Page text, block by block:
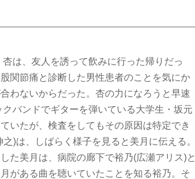
は、友人を誘って飲みに行った帰りだっ
関節痛と診断した男性患者のことを気にか
わないからだった。杏の力になろうと早速
バンドでギターを弾いている大学生・坂元
いたが、検査をしてもその原因は特定でき
)は、しばらく様子を見ると美月に伝える。
た美月は、病院の廊下で裕乃(広瀬アリス)と
がある曲を聴いていたことを知る裕乃。そ